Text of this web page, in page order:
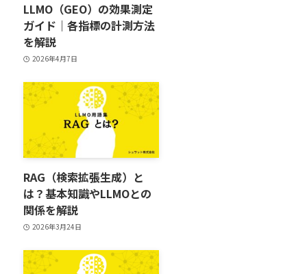
LLMO（GEO）の効果測定
ガイド｜各指標の計測方法
を解説
2026年4月7日
RAG（検索拡張生成）と
は？基本知識やLLMOとの
関係を解説
2026年3月24日